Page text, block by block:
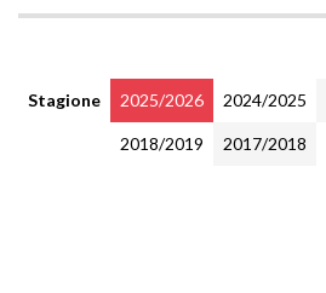
Stagione 2025/2026 2024/2025
2018/2019 2017/2018